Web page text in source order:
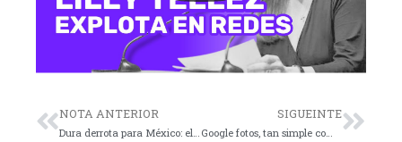
NOTA ANTERIOR SIGUEINTE
Google fotos, tan simple como un clic